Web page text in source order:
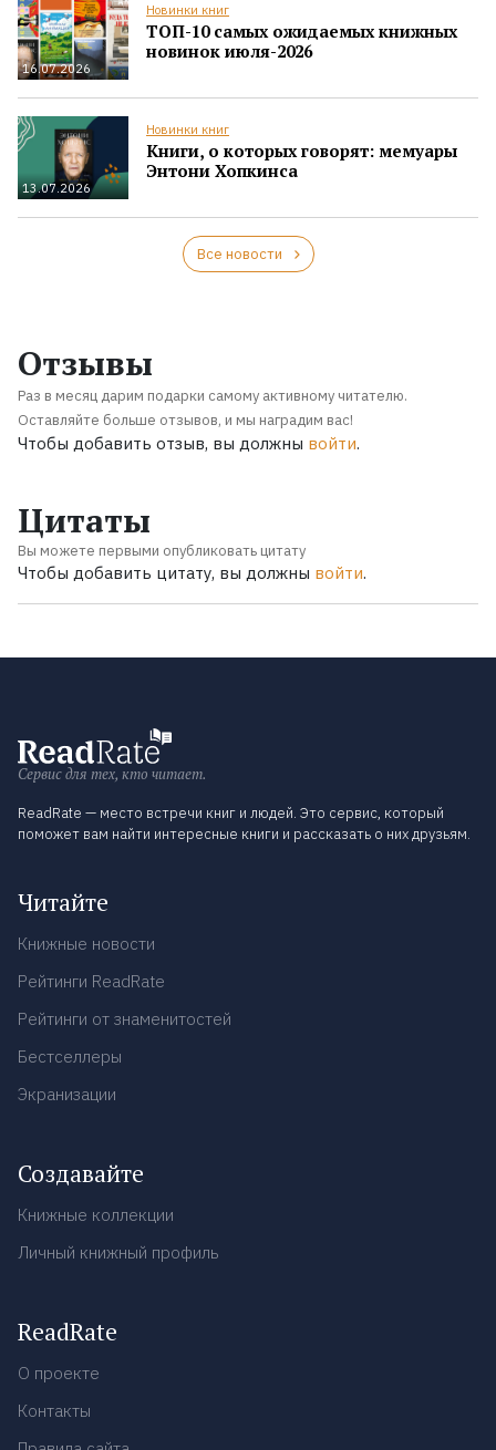
16.07.2026
Новинки книг
ТОП-10 самых ожидаемых книжных
новинок июля-2026
13.07.2026
Новинки книг
Книги, о которых говорят: мемуары
Энтони Хопкинса
Все новости
Отзывы
Раз в месяц дарим подарки самому активному читателю.
Оставляйте больше отзывов, и мы наградим вас!
Чтобы добавить отзыв, вы должны войти.
Цитаты
Вы можете первыми опубликовать цитату
Чтобы добавить цитату, вы должны войти.
Сервис для тех, кто читает.
ReadRate — место встречи книг и людей. Это сервис, который
поможет вам найти интересные книги и рассказать о них друзьям.
Читайте
Книжные новости
Рейтинги ReadRate
Рейтинги от знаменитостей
Бестселлеры
Экранизации
Создавайте
Книжные коллекции
Личный книжный профиль
ReadRate
О проекте
Контакты